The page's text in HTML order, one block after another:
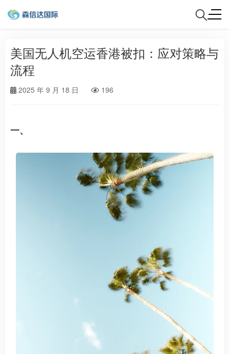
美国无人机空运香港被扣：应对策略与
流程
2025 年 9 月 18 日 196
一、